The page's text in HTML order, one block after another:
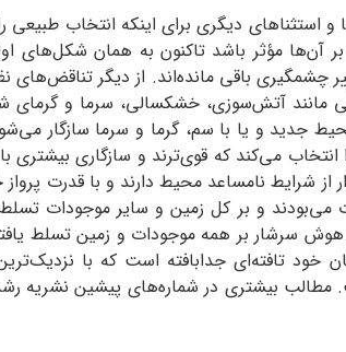
دیگری برای اینکه انتخاب طبیعی
مؤثر باشد تاکنون به همان شکل‌های
چشمگیری باقی ‌مانده‌اند. از دیگر
مانند آتش‌سوزی‌، خشکسالی، سرما و
و یا با سم، گرما و سرما سازگار
می‌کند که قوی‌ترند و سازگاری بیشتری با
شرایط نامساعد محیط دارند و با قدرت پرواز
می‌بودند و بر کل زمین و سایر موجودات
سرشار بر همه موجودات و زمین تسلط